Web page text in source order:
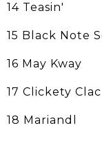
14 Teasin'
15 Black Note
16 May Kway
17 Clickety
18 Mariandl